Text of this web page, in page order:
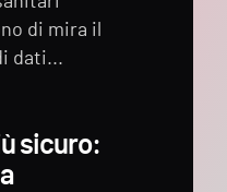
di mira il
dati...
sicuro: